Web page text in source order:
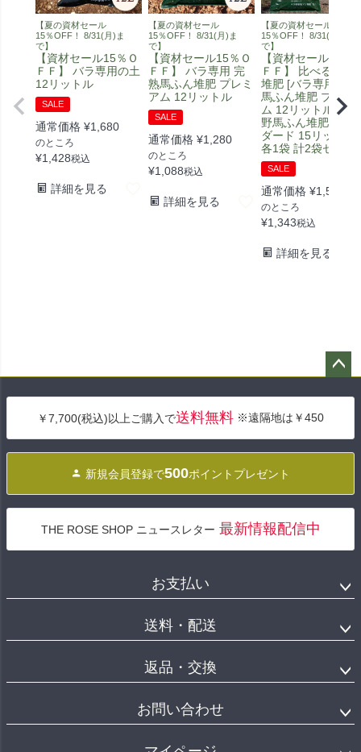
【夏の資材セール
15％OFF！ 8/31(月)ま
で】
【資材セール15％Ｏ
ＦＦ】 バラ専用の土
12リットル
SALE
通常価格 ¥1,680
のところ
¥1,428税込
詳細を見る
【夏の資材セール
15％OFF！ 8/31(月)ま
で】
【資材セール15％Ｏ
ＦＦ】 バラ専用 完
熟馬ふん堆肥 プレミ
アム 12リットル
SALE
通常価格 ¥1,280
のところ
¥1,088税込
詳細を見る
【夏の資材セール
15％OFF！ 8/31(月)ま
で】
【資材セール15％
ＦＦ】 比べる馬ふ
堆肥 [バラ専用 完熟
馬ふん堆肥 プレミ
ム 12リットル] [安
野馬ふん堆肥 スタ
ダード 15リットル]
各1袋 計2袋セット
SALE
通常価格 ¥1,580
のところ
¥1,343税込
詳細を見る
へ
￥7,700(税込)以上ご購入で送料無料 ※遠隔地は￥450
新規会員登録で500ポイントプレゼント
THE ROSE SHOP ニュースレター 最新情報配信中
お支払い
送料・配送
返品・交換
お問い合わせ